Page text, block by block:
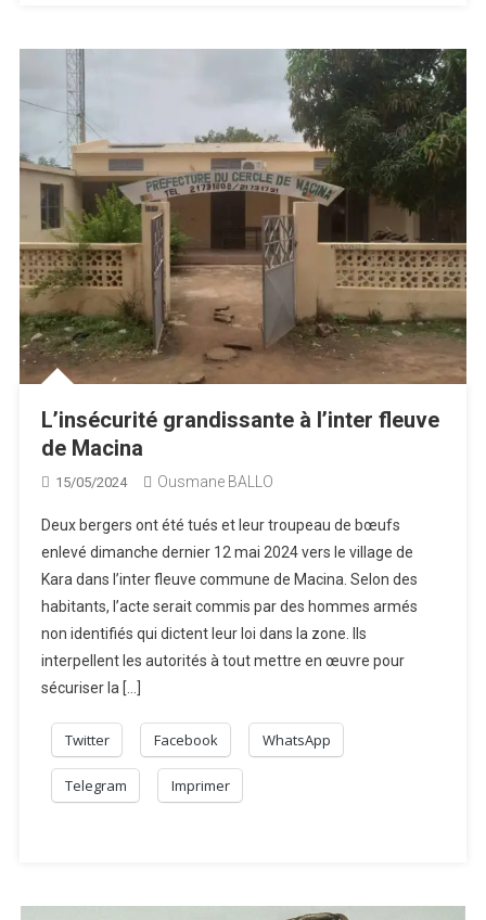
L’insécurité grandissante à l’inter fleuve
de Macina
15/05/2024 Ousmane BALLO
Deux bergers ont été tués et leur troupeau de bœufs
enlevé dimanche dernier 12 mai 2024 vers le village de
Kara dans l’inter fleuve commune de Macina. Selon des
habitants, l’acte serait commis par des hommes armés
non identifiés qui dictent leur loi dans la zone. Ils
interpellent les autorités à tout mettre en œuvre pour
sécuriser la […]
Twitter Facebook WhatsApp
Telegram Imprimer